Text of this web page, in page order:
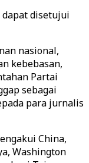
disetujui
nasional,
kebebasan,
Partai
sebagai
para jurnalis
China,
Washington